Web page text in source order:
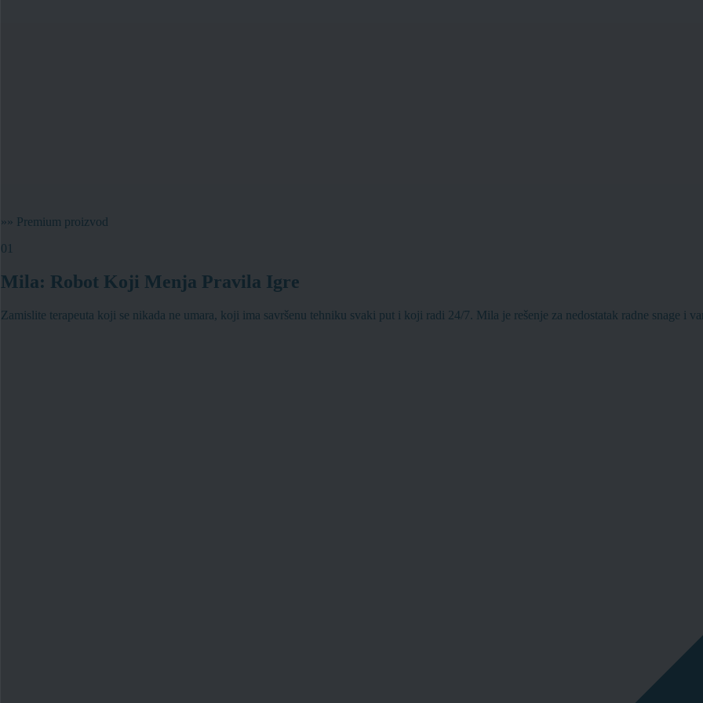
»» Premium proizvod
01
Mila: Robot Koji Menja Pravila Igre
Zamislite terapeuta koji se nikada ne umara, koji ima savršenu tehniku svaki put i koji radi 24/7. Mila je rešenje za nedostatak radne snage i